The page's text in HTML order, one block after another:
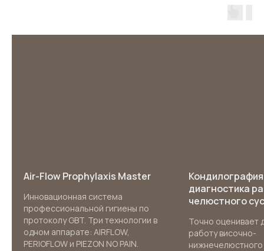
Air-Flow Prophylaxis Master
Инновационная система
профессиональной гигиены по
протоколу GBT. Три технологии в
одном аппарате: AIRFLOW,
PERIOFLOW и PIEZON NO PAIN.
диагностика
челюстного
Точно оценивает
работу височно-